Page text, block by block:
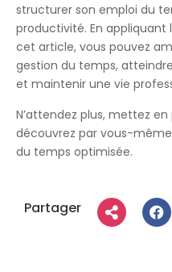
structurer son emploi du
productivité. En
cet article, vous pouvez
gestion du temps,
et maintenir une vie
N’attendez plus, mettez
découvrez par vous-
du temps optimisée.
Partager